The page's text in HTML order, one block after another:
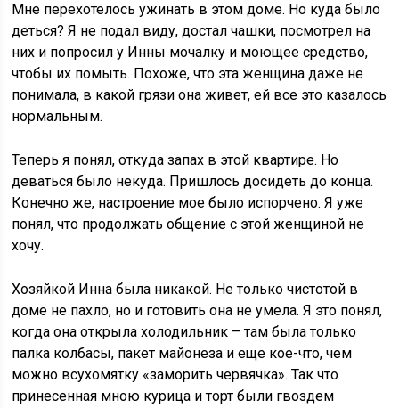
Мне перехотелось ужинать в этом доме. Но куда было
деться? Я не подал виду, достал чашки, посмотрел на
них и попросил у Инны мочалку и моющее средство,
чтобы их помыть. Похоже, что эта женщина даже не
понимала, в какой грязи она живет, ей все это казалось
нормальным.
Теперь я понял, откуда запах в этой квартире. Но
деваться было некуда. Пришлось досидеть до конца.
Конечно же, настроение мое было испорчено. Я уже
понял, что продолжать общение с этой женщиной не
хочу.
Хозяйкой Инна была никакой. Не только чистотой в
доме не пахло, но и готовить она не умела. Я это понял,
когда она открыла холодильник – там была только
палка колбасы, пакет майонеза и еще кое-что, чем
можно всухомятку «заморить червячка». Так что
принесенная мною курица и торт были гвоздем